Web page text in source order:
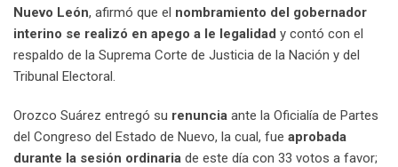
Nuevo León, afirmó que el nombramiento del gobernador
interino se realizó en apego a le legalidad y contó con el
respaldo de la Suprema Corte de Justicia de la Nación y del
Tribunal Electoral.
Orozco Suárez entregó su renuncia ante la Oficialía de Partes
del Congreso del Estado de Nuevo, la cual, fue aprobada
durante la sesión ordinaria de este día con 33 votos a favor;